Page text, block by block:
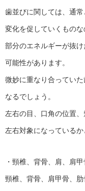
歯並びに関しては、通
変化を促していくもの
部分のエネルギーが抜
可能性があります。
微妙に重なり合ってい
なるでしょう。
左右の目、口角の位置
左右対象になっているか
・頸椎、背骨、肩、肩
頸椎、背骨、肩甲骨、